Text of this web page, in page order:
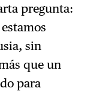
pregunta:
sin
que un
para